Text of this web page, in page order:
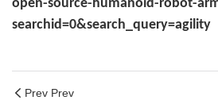
open-source-humanoid-robot-
searchid=0&search_query=agility
Prev Prev